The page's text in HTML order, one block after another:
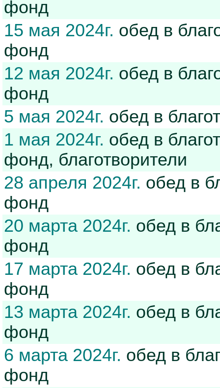
фонд
15 мая 2024г. обед в
фонд
12 мая 2024г. обед в
фонд
5 мая 2024г. обед в
1 мая 2024г. обед в
фонд, благотворители
28 апреля 2024г. обед в
фонд
20 марта 2024г. обед в
фонд
17 марта 2024г. обед в
фонд
13 марта 2024г. обед в
фонд
6 марта 2024г. обед в
фонд